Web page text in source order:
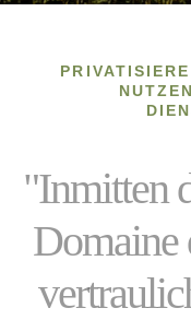
"Inmitten
Domaine